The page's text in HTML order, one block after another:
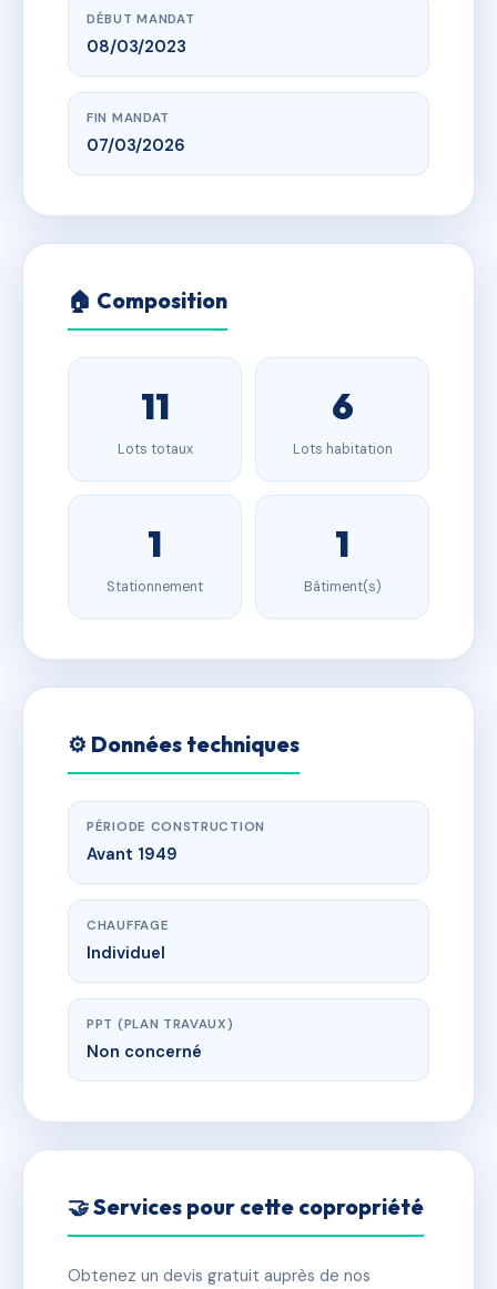
DÉBUT MANDAT
08/03/2023
FIN MANDAT
07/03/2026
🏠 Composition
11
Lots totaux
6
Lots habitation
1
Stationnement
1
Bâtiment(s)
⚙️ Données techniques
PÉRIODE CONSTRUCTION
Avant 1949
CHAUFFAGE
Individuel
PPT (PLAN TRAVAUX)
Non concerné
🤝 Services pour cette copropriété
Obtenez un devis gratuit auprès de nos